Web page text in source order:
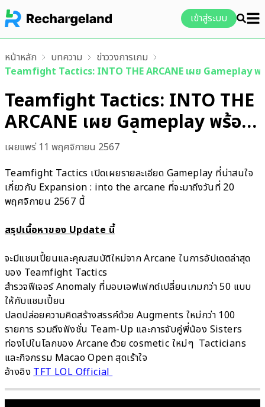
เข้าสู่ระบบ
หน้าหลัก บทความ
ข่าววงการเกม
Teamfight Tactics: INTO THE ARCANE เผย Gameplay พ
Teamfight Tactics: INTO THE
ARCANE เผย Gameplay พร้อม
เล่น 20 พ.ย. 67 นี้
เผยแพร่ 11 พฤศจิกายน 2567
Teamfight Tactics เปิดเผยรายละเอียด Gameplay ที่น่าสนใจ
เกี่ยวกับ Expansion : into the arcane ที่จะมาถึงวันที่ 20
พฤศจิกายน 2567 นี้
สรุปเนื้อหาของ Update นี้
จะมีแชมเปี้ยนและคุณสมบัติใหม่จาก Arcane ในการอัปเดตล่าสุด
ของ Teamfight Tactics
สำรวจฟีเจอร์ Anomaly ที่มอบเอฟเฟกต์เปลี่ยนเกมกว่า 50 แบบ
ให้กับแชมเปี้ยน
ปลดปล่อยความคิดสร้างสรรค์ด้วย Augments ใหม่กว่า 100
รายการ รวมถึงฟังชั่น Team-Up และการจับคู่พี่น้อง Sisters
ท่องไปในโลกของ Arcane ด้วย cosmetic ใหม่ๆ Tacticians
และกิจกรรม Macao Open สุดเร้าใจ
อ้างอิงTFT LOL Official